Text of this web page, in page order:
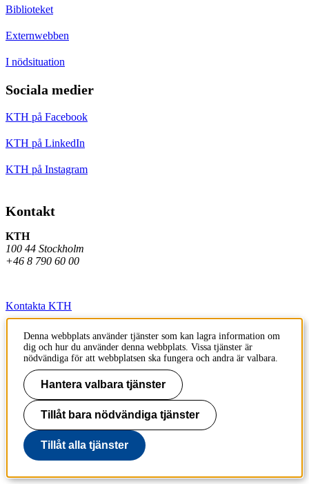
Biblioteket
Externwebben
I nödsituation
Sociala medier
KTH på Facebook
KTH på LinkedIn
KTH på Instagram
Kontakt
KTH
100 44 Stockholm
+46 8 790 60 00
Kontakta KTH
Jobba på KTH
Press och media
Faktura och betalning KTH
Om KTH:s webbplatser
Tillgänglighetsredogörelse
Denna webbplats använder tjänster som kan lagra information om
dig och hur du använder denna webbplats. Vissa tjänster är
nödvändiga för att webbplatsen ska fungera och andra är valbara.
Hantera valbara tjänster
Tillåt bara nödvändiga tjänster
Tillåt alla tjänster